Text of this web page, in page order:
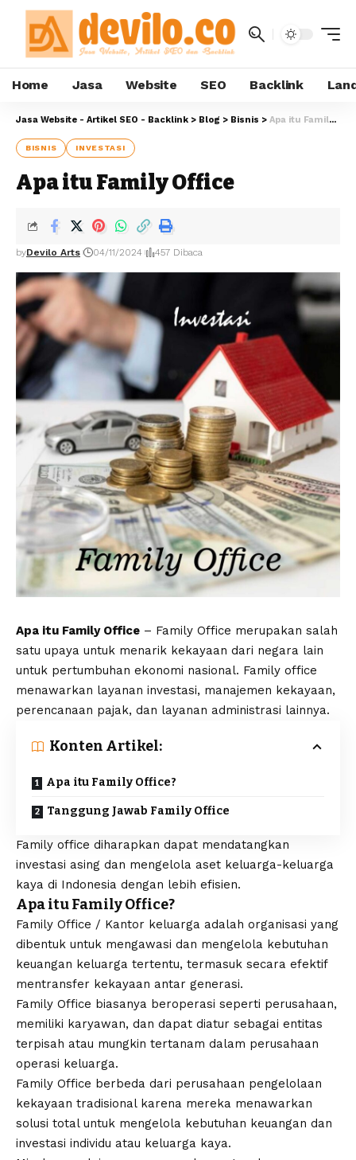
Home Jasa Website SEO Backlink
Jasa Website - Artikel SEO - Backlink > Blog > Bisnis > Apa itu Family Office
BISNIS INVESTASI
Apa itu Family Office
byDevilo Arts 04/11/2024 457 Dibaca
Apa itu Family Office – Family Office merupakan salah
satu upaya untuk menarik kekayaan dari negara lain
untuk pertumbuhan ekonomi nasional. Family office
menawarkan layanan investasi, manajemen kekayaan,
perencanaan pajak, dan layanan administrasi lainnya.
Konten Artikel:
Apa itu Family Office?
Tanggung Jawab Family Office
Family office diharapkan dapat mendatangkan
investasi asing dan mengelola aset keluarga-keluarga
kaya di Indonesia dengan lebih efisien.
Apa itu Family Office?
Family Office / Kantor keluarga adalah organisasi yang
dibentuk untuk mengawasi dan mengelola kebutuhan
keuangan keluarga tertentu, termasuk secara efektif
mentransfer kekayaan antar generasi.
Family Office biasanya beroperasi seperti perusahaan,
memiliki karyawan, dan dapat diatur sebagai entitas
terpisah atau mungkin tertanam dalam perusahaan
operasi keluarga.
Family Office berbeda dari perusahaan pengelolaan
kekayaan tradisional karena mereka menawarkan
solusi total untuk mengelola kebutuhan keuangan dan
investasi individu atau keluarga kaya.